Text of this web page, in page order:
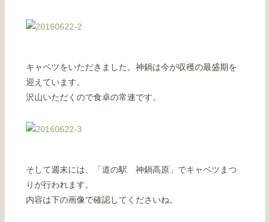
キャベツをいただきました。神鍋は今が収穫の最盛期を
迎えています。
沢山いただくので食卓の常連です。
そして週末には、「道の駅 神鍋高原」でキャベツまつ
りが行われます。
内容は下の画像で確認してくださいね。